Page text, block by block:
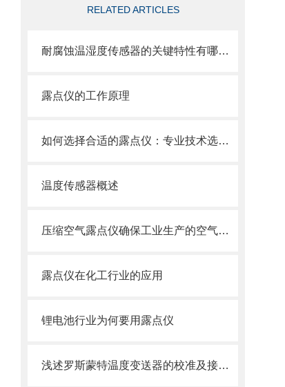
RELATED ARTICLES
耐腐蚀温湿度传感器的关键特性有哪些？
露点仪的工作原理
如何选择合适的露点仪：专业技术选型指南
温度传感器概述
压缩空气露点仪确保工业生产的空气质量
露点仪在化工行业的应用
锂电池行业为何要用露点仪
浅述罗斯蒙特温度变送器的校准及接线方法